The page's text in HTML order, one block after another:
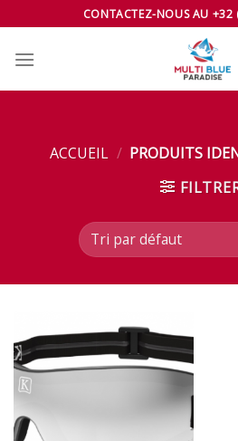
to
content
CONTACTEZ-NOUS AU
ACCUEIL / PRODUITS